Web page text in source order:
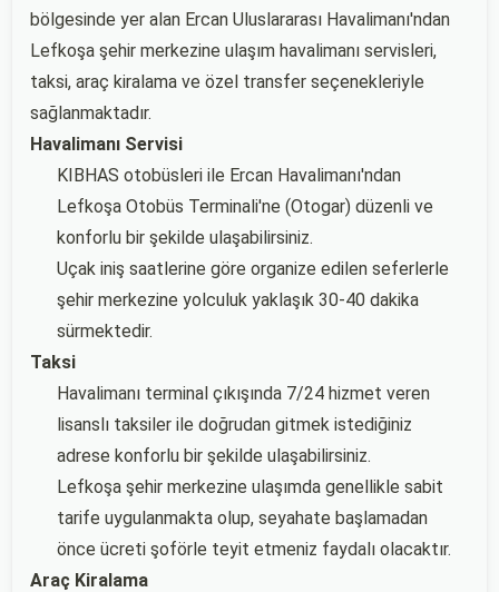
bölgesinde yer alan Ercan Uluslararası Havalimanı'ndan
Lefkoşa şehir merkezine ulaşım havalimanı servisleri,
taksi, araç kiralama ve özel transfer seçenekleriyle
sağlanmaktadır.
Havalimanı Servisi
KIBHAS otobüsleri ile Ercan Havalimanı'ndan
Lefkoşa Otobüs Terminali'ne (Otogar) düzenli ve
konforlu bir şekilde ulaşabilirsiniz.
Uçak iniş saatlerine göre organize edilen seferlerle
şehir merkezine yolculuk yaklaşık 30-40 dakika
sürmektedir.
Taksi
Havalimanı terminal çıkışında 7/24 hizmet veren
lisanslı taksiler ile doğrudan gitmek istediğiniz
adrese konforlu bir şekilde ulaşabilirsiniz.
Lefkoşa şehir merkezine ulaşımda genellikle sabit
tarife uygulanmakta olup, seyahate başlamadan
önce ücreti şoförle teyit etmeniz faydalı olacaktır.
Araç Kiralama